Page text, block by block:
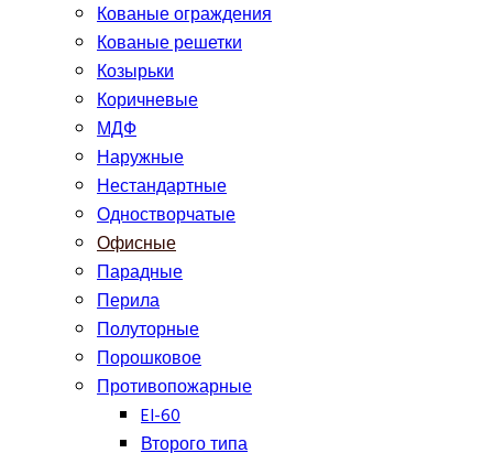
Кованые ограждения
Кованые решетки
Козырьки
Коричневые
МДФ
Наружные
Нестандартные
Одностворчатые
Офисные
Парадные
Перила
Полуторные
Порошковое
Противопожарные
EI-60
Второго типа